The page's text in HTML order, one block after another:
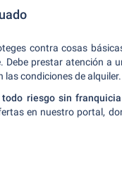
contra cosas
prestar atención a
las condiciones de alquiler.
riesgo sin
en nuestro portal,